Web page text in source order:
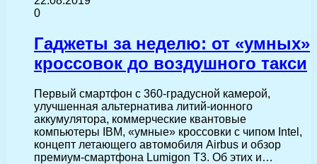
0
Гаджеты за неделю: от «умных»
кроссовок до воздушного такси
Первый смартфон с 360-градусной камерой,
улучшенная альтернатива литий-ионного
аккумулятора, коммерческие квантовые
компьютеры IBM, «умные» кроссовки с чипом Intel,
концепт летающего автомобиля Airbus и обзор
премиум-смартфона Lumigon T3. Об этих и…